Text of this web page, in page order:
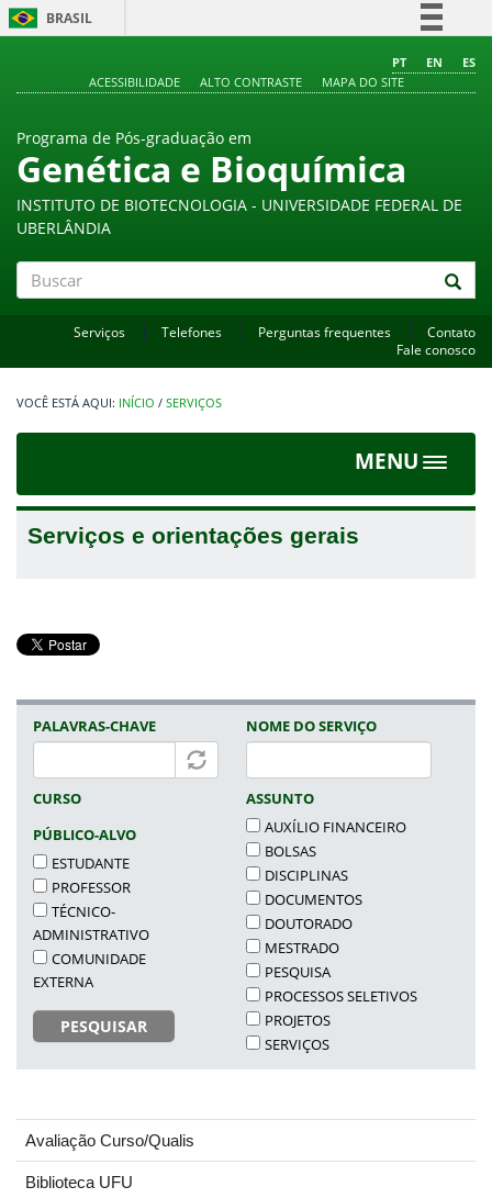
BRASIL
Comunica BR
Acesso à informação
Legislação
PT EN
ES
ACESSIBILIDADE
ALTO CONTRASTE MAPA DO SITE
Programa de Pós-graduação em
Genética e Bioquímica
INSTITUTO DE BIOTECNOLOGIA - UNIVERSIDADE FEDERAL DE
UBERLÂNDIA
Serviços Telefones Perguntas frequentes
Contato
Fale conosco
INÍCIO / SERVIÇOS
MENU
Toggle
Serviços e orientações gerais
PALAVRAS-CHAVE
CURSO
PÚBLICO-ALVO
ESTUDANTE
PROFESSOR
TÉCNICO-
ADMINISTRATIVO
COMUNIDADE
EXTERNA
PESQUISAR
NOME DO SERVIÇO
ASSUNTO
AUXÍLIO FINANCEIRO
BOLSAS
DISCIPLINAS
DOCUMENTOS
DOUTORADO
MESTRADO
PESQUISA
PROCESSOS SELETIVOS
PROJETOS
SERVIÇOS
Avaliação Curso/Qualis
Biblioteca UFU